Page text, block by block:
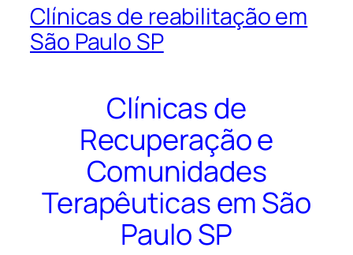
Clínicas de reabilitação em
São Paulo SP
Clínicas de
Recuperação e
Comunidades
Terapêuticas em São
Paulo SP